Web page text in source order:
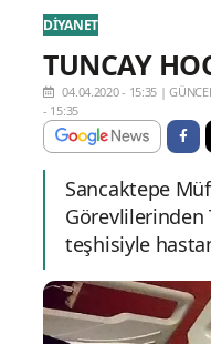
DİYANET
TUNCAY
04.04.2020 - 15:35 |
- 15:35
Sancaktepe
Görevlilerinden
teşhisiyle